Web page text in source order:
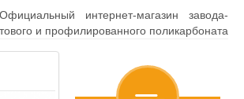
интернет-магазин завода-
и профилированного поликарбоната